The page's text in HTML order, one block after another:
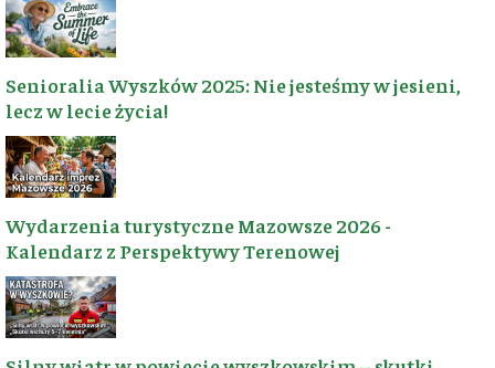
Senioralia Wyszków 2025: Nie jesteśmy w jesieni,
lecz w lecie życia!
Wydarzenia turystyczne Mazowsze 2026 -
Kalendarz z Perspektywy Terenowej
♥ RAZEM BUDUJEMY
WSPARCIE
Dzięki wsparciu
nowe trasy i dbamy o
region. Każda złotówka
to realne kilometry
szlaków!
📬 BĄDŹMY W
KONTAKCIE
regionu lub chcesz
współpracę? Napisz
📧